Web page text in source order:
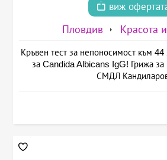
виж
Пловдив Красота
Кръвен тест за непоносимост към
за Candida Albicans IgG! Грижа за
СМДЛ